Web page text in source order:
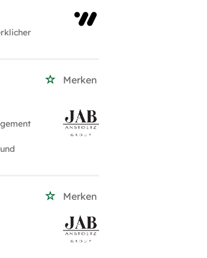
Merken
Merken